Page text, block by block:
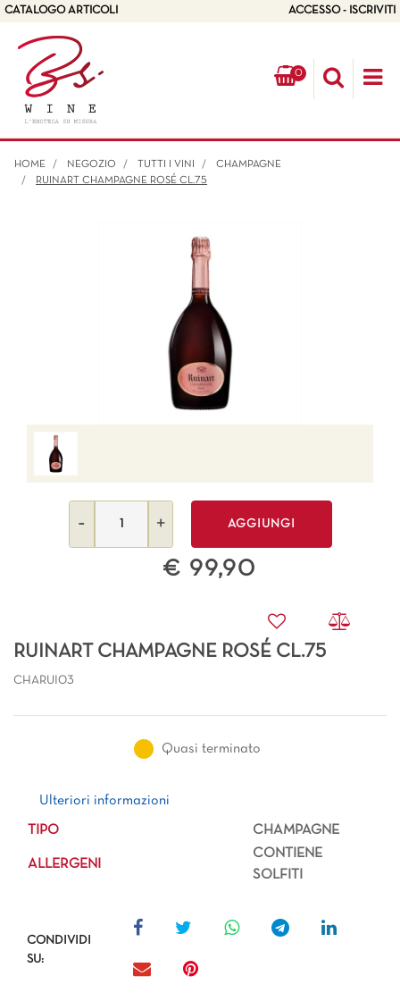
CATALOGO ARTICOLI ACCESSO - ISCRIVITI
0
HOME NEGOZIO TUTTI I VINI
CHAMPAGNE
RUINART CHAMPAGNE ROSÉ CL.75
AGGIUNGI
€ 99,90
RUINART CHAMPAGNE ROSÉ CL.75
CHARUI03
Quasi terminato
Ulteriori informazioni
Ulteriori informazioni
TIPO CHAMPAGNE
ALLERGENI
CONTIENE
SOLFITI
CONDIVIDI
SU: